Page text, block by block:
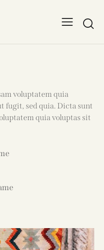
voluptatem quia
fugit, sed quia. Dicta sunt
quia voluptas sit